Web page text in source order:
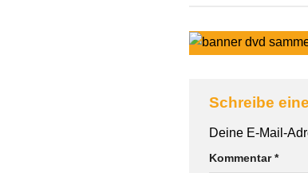
Schreibe
Deine E-Mail-
Kommentar*